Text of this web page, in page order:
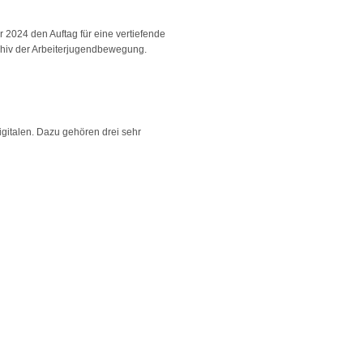
den Auftag für eine vertiefende
der Arbeiterjugendbewegung.
Dazu gehören drei sehr